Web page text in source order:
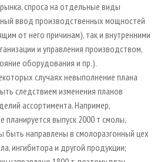
спроса на отдельные виды
ввод производственных мощностей
от него причинам), так и внутренними
и управления производством,
оборудования и пр.).
случаях невыполнение плана
следствием изменения планов
ассортимента. Например,
планируется выпуск 2000 т смолы,
быть направлены в смолоразгонный цех
ингибитора и другой продукции;